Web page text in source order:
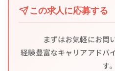
この求人に応募する
まずはお気軽にお問
経験豊富なキャリアアドバ
す。